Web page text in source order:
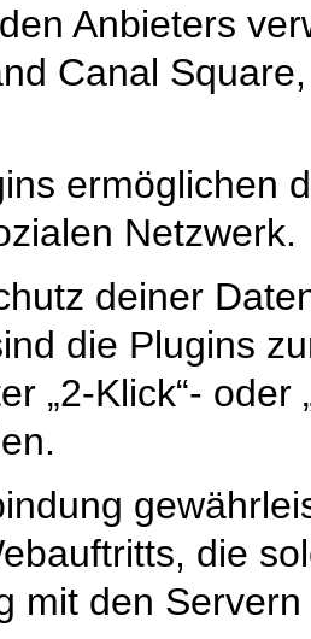
Anbieters
Canal
ermöglichen
Netzwerk.
deiner
die Plugins
„2-Klick“- oder
die
mit den